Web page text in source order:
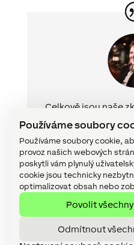
Používáme soubory
Používáme soubory cookie,
provoz našich webových
poskytli vám plynulý
cookie jsou technicky
optimalizovat obsah nebo
Povolit
Odmítnout
Celkově jsou naše
Nyní máme velmi
rozhodně
očekávání trhu.
sektoru malých a
pro nás důležité,
dokázali držet krok
hotelovými řetězci.
uchýlili k nákladným